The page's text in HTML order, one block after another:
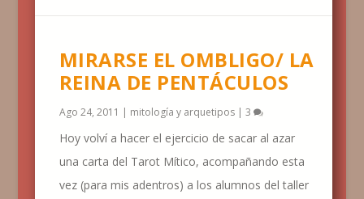
MIRARSE EL OMBLIGO/ LA
REINA DE PENTÁCULOS
Ago 24, 2011 | mitología y arquetipos| 3
Hoy volví a hacer el ejercicio de sacar al azar
una carta del Tarot Mítico, acompañando esta
vez (para mis adentros) a los alumnos del taller